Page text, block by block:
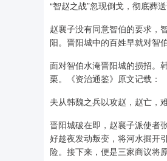
“智赵之战”忽现倒戈，彻底葬
赵襄子没有同意智伯的要求，
阳。晋阳城中的百姓早就对智
面对智伯水淹晋阳城的损招。
栗。《资治通鉴》原文记载：
夫从韩魏之兵以攻赵，赵亡，
晋阳城破在即，赵襄子派使者
好趁夜发动叛变，将河水掘开
险。接下来，便是三家商议将